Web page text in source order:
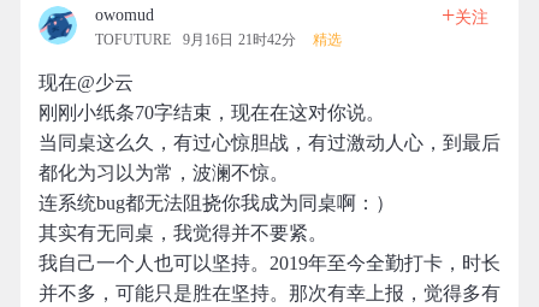
owomud
TOFUTURE 9月16日 21时42分 精选
+关注
现在@少云
刚刚小纸条70字结束，现在在这对你说。
当同桌这么久，有过心惊胆战，有过激动人心，到最后
都化为习以为常，波澜不惊。
连系统bug都无法阻挠你我成为同桌啊：）
其实有无同桌，我觉得并不要紧。
我自己一个人也可以坚持。2019年至今全勤打卡，时长
并不多，可能只是胜在坚持。那次有幸上报，觉得多有